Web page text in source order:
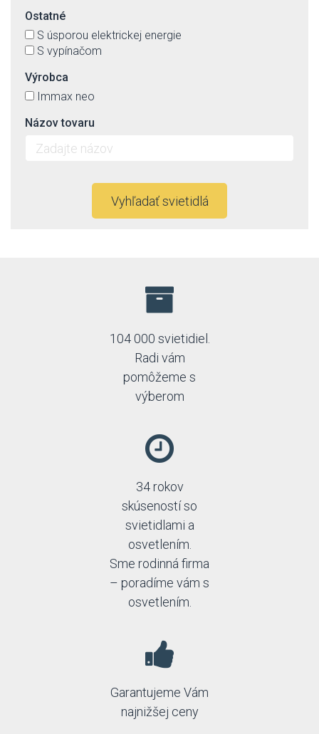
Ostatné
S úsporou elektrickej energie
S vypínačom
Výrobca
Immax neo
Názov tovaru
Vyhľadať svietidlá
104 000 svietidiel.
Radi vám
pomôžeme s
výberom
34 rokov
skúseností so
svietidlami a
osvetlením.
Sme rodinná firma
– poradíme vám s
osvetlením.
Garantujeme Vám
najnižšej ceny